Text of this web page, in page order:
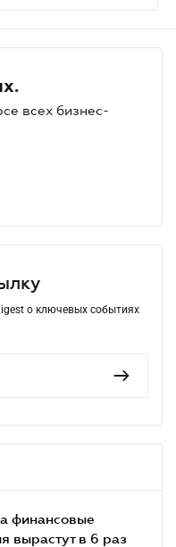
всех бизнес-
о ключевых событиях
финансовые
вырастут в 6 раз